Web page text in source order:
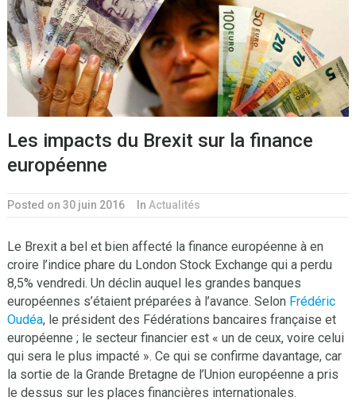
Les impacts du Brexit sur la finance
européenne
Posted on 30 juin 2016 In Actualités
Le Brexit a bel et bien affecté la finance européenne à en
croire l’indice phare du London Stock Exchange qui a perdu
8,5% vendredi. Un déclin auquel les grandes banques
européennes s’étaient préparées à l’avance. Selon Frédéric
Oudéa, le président des Fédérations bancaires française et
européenne ; le secteur financier est « un de ceux, voire celui
qui sera le plus impacté ». Ce qui se confirme davantage, car
la sortie de la Grande Bretagne de l’Union européenne a pris
le dessus sur les places financières internationales.